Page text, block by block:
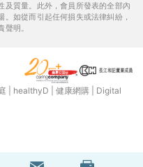
及質量。此外，會員所發表的全部內
如從而引起任何損失或法律糾紛，
明。
healthyD 健康網購
Digital